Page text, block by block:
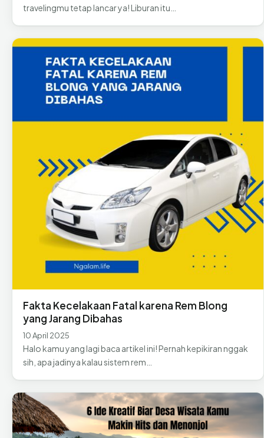
travelingmu tetap lancar ya! Liburan itu…
Fakta Kecelakaan Fatal karena Rem Blong
yang Jarang Dibahas
10 April 2025
Halo kamu yang lagi baca artikel ini! Pernah kepikiran nggak
sih, apa jadinya kalau sistem rem…